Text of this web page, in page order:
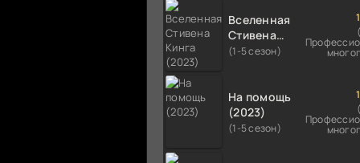
Вселенная
Стивена
Кинга
(1-5 сезон)
На помощь
(2023)
(1-5 сезон)